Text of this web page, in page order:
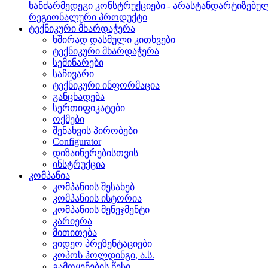
ხანძარმედეგი კონსტრუქციები -
რეგიონალური პროდუქტი
ტექნიკური მხარდაჭერა
ხშირად დასმული კითხვები
ტექნიკური მხარდაჭერა
სემინარები
საჩივარი
ტექნიკური ინფორმაცია
განცხადება
სერთიფიკატები
ოქმები
შენახვის პირობები
Configurator
დიზაინერებისთვის
ინსტრუქცია
კომპანია
კომპანიის შესახებ
კომპანიის ისტორია
კომპანიის მენეჯმენტი
კარიერა
მითითება
ვიდეო პრეზენტაციები
კოპოს ჰოლდინგი, ა.ს.